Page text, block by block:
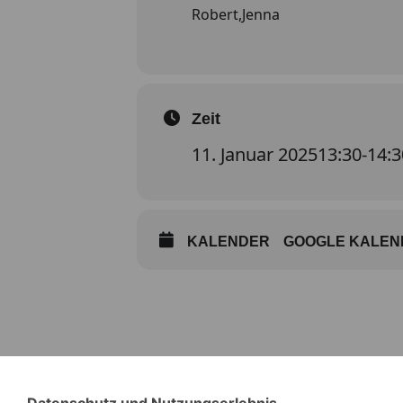
Robert,Jenna
Zeit
11. Januar 202513:30-
KALENDER GOOGLE